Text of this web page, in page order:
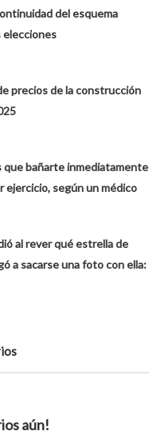
del esquema
elecciones
precios de la construcción
que bañarte inmediatamente
ejercicio, según un médico
al rever qué estrella de
a sacarse una foto con ella:
aún!